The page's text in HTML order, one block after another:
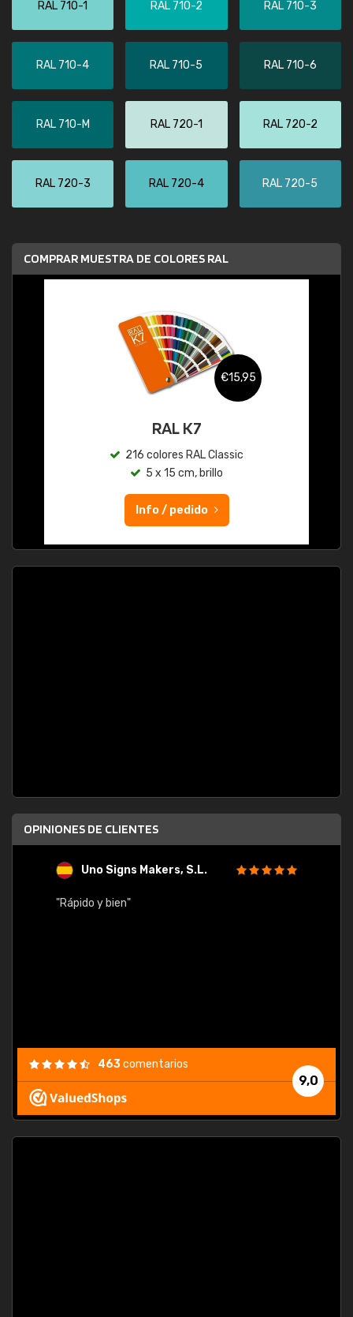
RAL 710-1 RAL 710-2 RAL 710-3
RAL 710-4 RAL 710-5 RAL 710-6
RAL 710-M RAL 720-1 RAL 720-2
RAL 720-3 RAL 720-4 RAL 720-5
COMPRAR MUESTRA DE COLORES RAL
€15,95
RAL K7
216 colores RAL Classic
5 x 15 cm, brillo
Info / pedido
OPINIONES DE CLIENTES
Uno Signs Makers, S.L.
"Rápido y bien"
9,0
463comentarios